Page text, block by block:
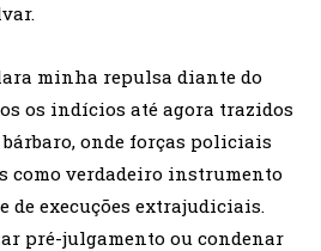
minha repulsa diante do
os indícios até agora trazidos
onde forças policiais
como verdadeiro instrumento
de execuções extrajudiciais.
pré-julgamento ou condenar